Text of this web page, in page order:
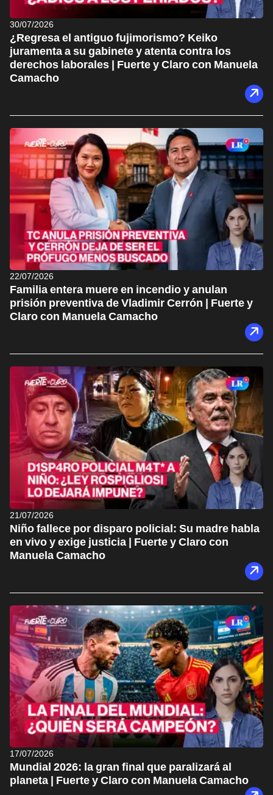
30/07/2026
¿Regresa el antiguo fujimorismo? Keiko
juramenta a su gabinete y atenta contra los
derechos laborales | Fuerte y Claro con Manuela
Camacho
22/07/2026
Familia entera muere en incendio y anulan
prisión preventiva de Vladimir Cerrón | Fuerte y
Claro con Manuela Camacho
21/07/2026
Niño fallece por disparo policial: Su madre habla
en vivo y exige justicia | Fuerte y Claro con
Manuela Camacho
17/07/2026
Mundial 2026: la gran final que paralizará al
planeta | Fuerte y Claro con Manuela Camacho